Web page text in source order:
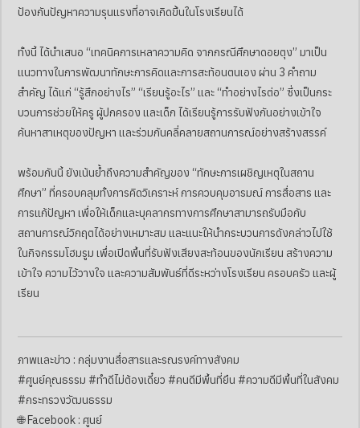
ป้องกันปัญหาความรุนแรงที่อาจเกิดขึ้นในโรงเรียนได้
ทั้งนี้ ได้นำเสนอ “เทคนิคการเหลาความคิด จากกรณีศึกษาดอยตุง” มาเป็น
แนวทางในการพัฒนาทักษะการคิดและการสะท้อนตนเอง ผ่าน 3 คำถาม
สำคัญ ได้แก่ “รู้สึกอย่างไร” “เรียนรู้อะไร” และ “ทำอย่างไรต่อ” ซึ่งเป็นกระ
บวนการช่วยให้ครู ผู้ปกครอง และเด็ก ได้เรียนรู้การรับฟังกันอย่างเข้าใจ
ค้นหาสาเหตุของปัญหา และร่วมกันคลี่คลายสถานการณ์อย่างสร้างสรรค์
พร้อมกันนี้ ยังเน้นย้ำถึงความสำคัญของ “ทักษะการเผชิญเหตุในสถาน
ศึกษา” ที่ครอบคลุมทั้งการคิดวิเคราะห์ การควบคุมอารมณ์ การสื่อสาร และ
การแก้ปัญหา เพื่อให้เด็กและบุคลากรทางการศึกษาสามารถรับมือกับ
สถานการณ์วิกฤตได้อย่างเหมาะสม และแนะให้นำกระบวนการดังกล่าวไปใช้
ในกิจกรรมโฮมรูม เพื่อเปิดพื้นที่รับฟังเสียงสะท้อนของนักเรียน สร้างความ
เข้าใจ ความไว้วางใจ และความสัมพันธ์ที่ดีระหว่างโรงเรียน ครอบครัว และผู้
เรียน
ภาพและข่าว : กลุ่มงานสื่อสารและรณรงค์ทางสังคม
#ศูนย์คุณธรรม #ทำดีไม่ต้องเดี๋ยว #คนดีมีพื้นที่ยืน #ความดีมีพื้นที่ในสังคม
#กระทรวงวัฒนธรรม
🌐 Facebook : ศูนย์